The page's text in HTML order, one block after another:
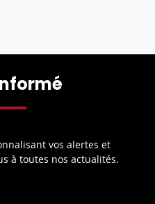
vos alertes et
à toutes nos actualités.